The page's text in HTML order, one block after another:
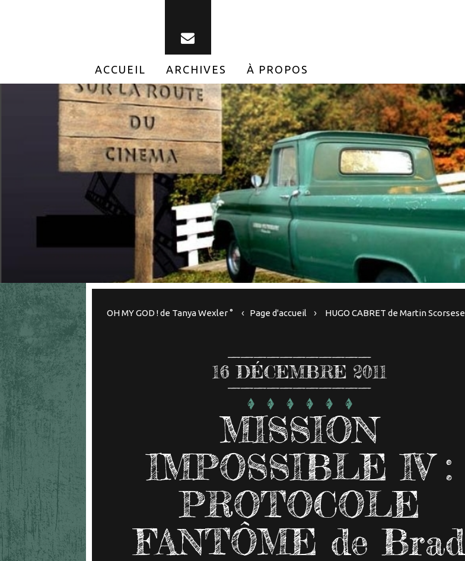
ACCUEIL ARCHIVES À PROPOS
OH MY GOD ! de Tanya Wexler ° Page d'accueil HUGO CABRET de Martin Scorsese
16 DÉCEMBRE 2011
MISSION
IMPOSSIBLE IV :
PROTOCOLE
FANTÔME de Brad